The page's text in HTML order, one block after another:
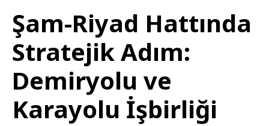
Şam-Riyad Hattında
Stratejik Adım:
Demiryolu ve
Karayolu İşbirliği